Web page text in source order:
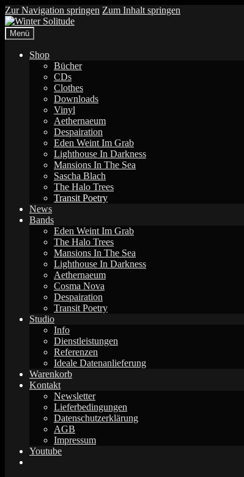
Zur Navigation springen Zum Inhalt springen
Menü
Shop
Bücher
CDs
Clothes
Downloads
Vinyl
Aethernaeum
Despairation
Eden Weint Im Grab
Lighthouse In Darkness
Mansions In The Sea
Sascha Blach
The Halo Trees
Transit Poetry
News
Bands
Eden Weint Im Grab
The Halo Trees
Mansions In The Sea
Lighthouse In Darkness
Aethernaeum
Cosma Nova
Despairation
Transit Poetry
Studio
Info
Dienstleistungen
Referenzen
Ideale Datenanlieferung
Warenkorb
Kontakt
Newsletter
Lieferbedingungen
Datenschutzerklärung
AGB
Impressum
Youtube